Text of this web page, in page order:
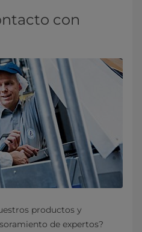
con
productos y
de expertos?